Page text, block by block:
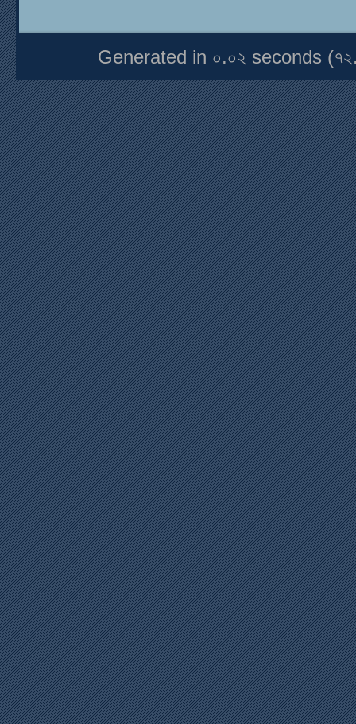
Generated in ০.০২ seconds